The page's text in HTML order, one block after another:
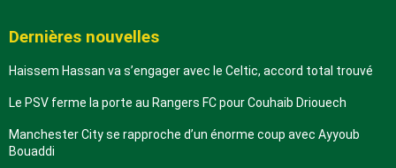
Dernières nouvelles
Haissem Hassan va s’engager avec le Celtic, accord total trouvé
Le PSV ferme la porte au Rangers FC pour Couhaib Driouech
Manchester City se rapproche d’un énorme coup avec Ayyoub
Bouaddi